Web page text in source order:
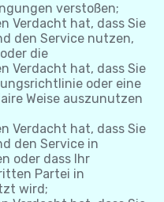
verstoßen;
Verdacht hat, dass Sie
den Service nutzen,
die
Verdacht hat, dass Sie
oder eine
Weise auszunutzen
Verdacht hat, dass Sie
den Service in
oder dass Ihr
Partei in
wird;